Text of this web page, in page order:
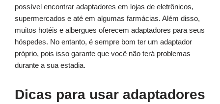
possível encontrar adaptadores em lojas de eletrônicos,
supermercados e até em algumas farmácias. Além disso,
muitos hotéis e albergues oferecem adaptadores para seus
hóspedes. No entanto, é sempre bom ter um adaptador
próprio, pois isso garante que você não terá problemas
durante a sua estadia.
Dicas para usar adaptadores